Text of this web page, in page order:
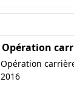
Opération
Opération
2016